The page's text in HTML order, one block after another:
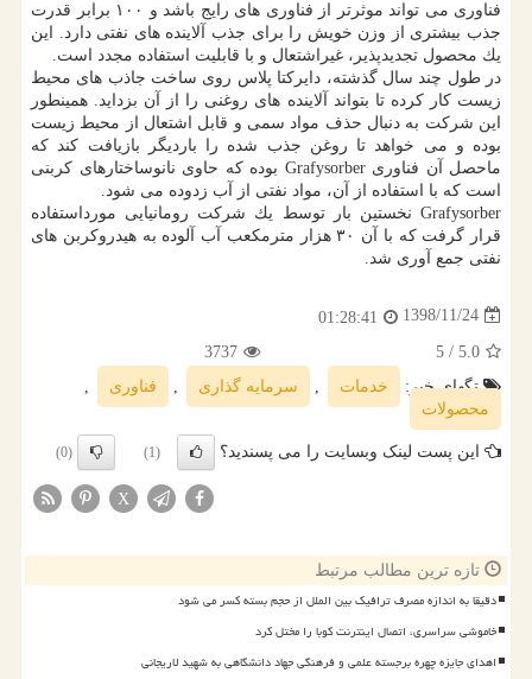
فناوری می تواند موثرتر از فناوری های رایج باشد و ۱۰۰ برابر قدرت
جذب بیشتری از وزن خویش را برای جذب آلاینده های نفتی دارد. این
یك محصول تجدیدپذیر، غیراشتعال و با قابلیت استفاده مجدد است.
در طول چند سال گذشته، دایركتا پلاس روی ساخت جاذب های محیط
زیست كار كرده تا بتواند آلاینده های روغنی را از آن بزداید. همینطور
این شركت به دنبال حذف مواد سمی و قابل اشتعال از محیط زیست
بوده و می خواهد تا روغن جذب شده را باردیگر بازیافت كند كه
ماحصل آن فناوری Grafysorber بوده كه حاوی نانوساختارهای كربنی
است كه با استفاده از آن، مواد نفتی از آب زدوده می شود.
Grafysorber نخستین بار توسط یك شركت رومانیایی مورداستفاده
قرار گرفت كه با آن ۳۰ هزار مترمكعب آب آلوده به هیدروكربن های
نفتی جمع آوری شد.
1398/11/24
01:28:41
5.0
/ 5
3737
تگهای خبر:
خدمات سرمایه گذاری فناوری
محصولات
این پست لینک وبسایت را می پسندید؟ (1)
(0)
X
تازه ترین مطالب مرتبط
دقیقا به اندازه مصرف ترافیک بین الملل از حجم بسته کسر می شود
خاموشی سراسری، اتصال اینترنت کوبا را مختل کرد
اهدای جایزه چهره برجسته علمی و فرهنگی جهاد دانشگاهی به شهید لاریجانی